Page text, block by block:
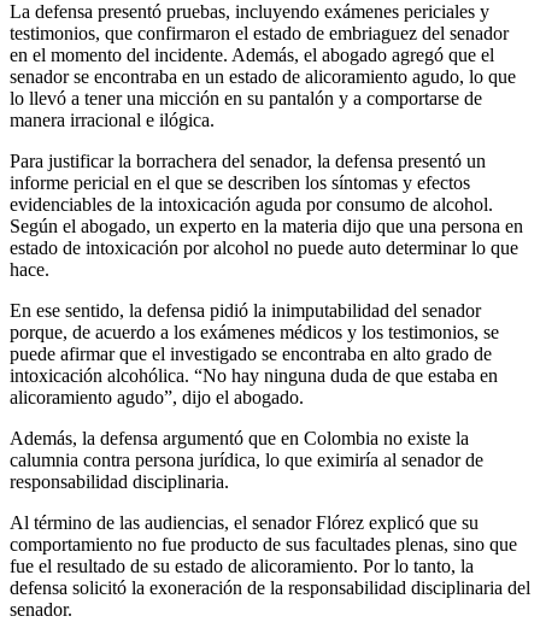
La defensa presentó pruebas, incluyendo exámenes periciales y
testimonios, que confirmaron el estado de embriaguez del senador
en el momento del incidente. Además, el abogado agregó que el
senador se encontraba en un estado de alicoramiento agudo, lo que
lo llevó a tener una micción en su pantalón y a comportarse de
manera irracional e ilógica.
Para justificar la borrachera del senador, la defensa presentó un
informe pericial en el que se describen los síntomas y efectos
evidenciables de la intoxicación aguda por consumo de alcohol.
Según el abogado, un experto en la materia dijo que una persona en
estado de intoxicación por alcohol no puede auto determinar lo que
hace.
En ese sentido, la defensa pidió la inimputabilidad del senador
porque, de acuerdo a los exámenes médicos y los testimonios, se
puede afirmar que el investigado se encontraba en alto grado de
intoxicación alcohólica. “No hay ninguna duda de que estaba en
alicoramiento agudo”, dijo el abogado.
Además, la defensa argumentó que en Colombia no existe la
calumnia contra persona jurídica, lo que eximiría al senador de
responsabilidad disciplinaria.
Al término de las audiencias, el senador Flórez explicó que su
comportamiento no fue producto de sus facultades plenas, sino que
fue el resultado de su estado de alicoramiento. Por lo tanto, la
defensa solicitó la exoneración de la responsabilidad disciplinaria del
senador.